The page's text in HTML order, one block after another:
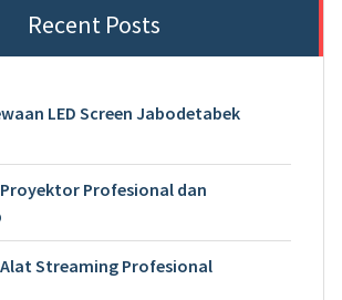
Recent Posts
LED Screen Jabodetabek
Profesional dan
Streaming Profesional